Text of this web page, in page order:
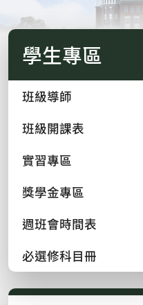
學生專區
班級導師
班級開課表
實習專區
獎學金專區
週班會時間表
必選修科目冊